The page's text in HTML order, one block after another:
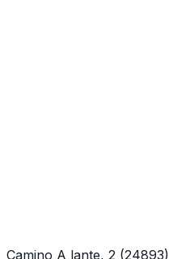
Camino A lante, 2 (24893)